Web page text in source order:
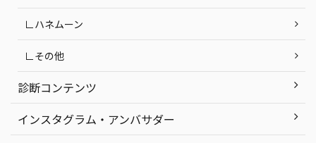
∟ハネムーン
∟その他
診断コンテンツ
インスタグラム・アンバサダー